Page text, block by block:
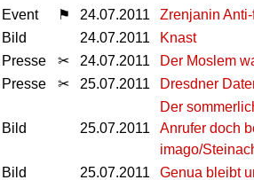
Event ⚑ 24.07.2011
Zrenjanin
Bild 24.07.2011
Knast
Presse ✂ 24.07.2011
Der Moslem
Presse ✂ 25.07.2011 Dresdner
Bild 25.07.2011
Der
Anrufer doch
imago/
Bild 25.07.2011 Genua bleibt